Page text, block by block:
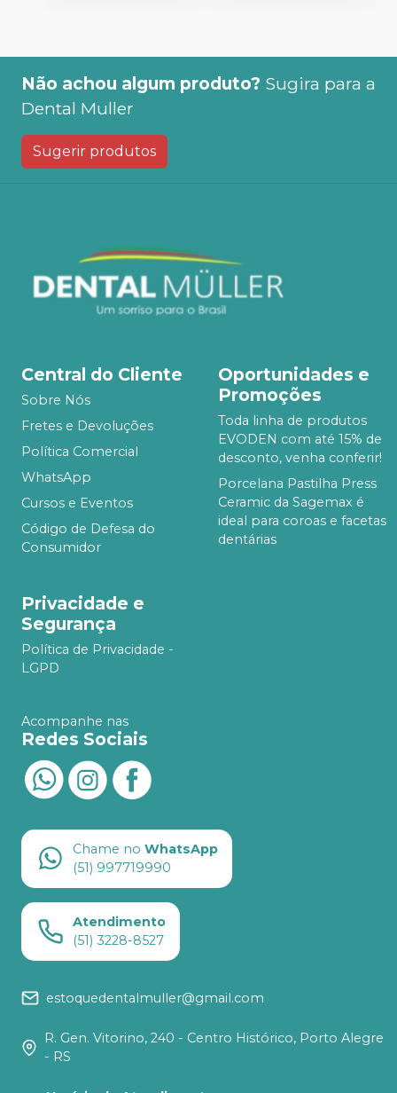
Não achou algum produto? Sugira para a
Dental Muller
Sugerir produtos
Central do Cliente
Sobre Nós
Fretes e Devoluções
Política Comercial
WhatsApp
Cursos e Eventos
Código de Defesa do
Consumidor
Oportunidades e
Promoções
Toda linha de produtos
EVODEN com até 15% de
desconto, venha conferir!
Porcelana Pastilha Press
Ceramic da Sagemax é
ideal para coroas e facetas
dentárias
Privacidade e
Segurança
Política de Privacidade -
LGPD
Acompanhe nas
Redes Sociais
Chame no WhatsApp
(51) 997719990
Atendimento
(51) 3228-8527
estoquedentalmuller@gmail.com
R. Gen. Vitorino, 240 - Centro Histórico, Porto Alegre
- RS